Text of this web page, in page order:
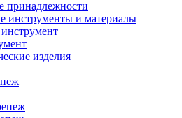
принадлежности
инструменты и материалы
изделия